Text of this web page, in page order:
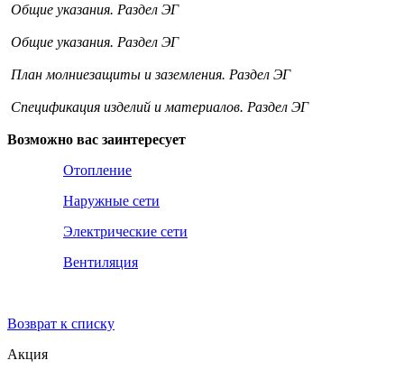
Общие указания. Раздел ЭГ
Общие указания. Раздел ЭГ
План молниезащиты и заземления. Раздел ЭГ
Спецификация изделий и материалов. Раздел ЭГ
Возможно вас заинтересует
Отопление
Наружные сети
Электрические сети
Вентиляция
Возврат к списку
Акция